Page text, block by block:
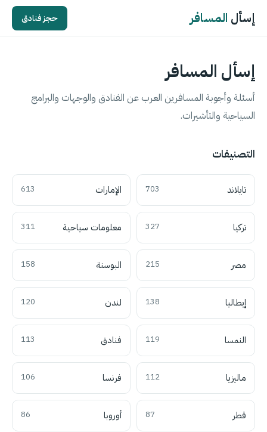
إسأل المسافر حجز فنادق
إسأل المسافر
أسئلة وأجوبة المسافرين العرب عن الفنادق والوجهات والبرامج
السياحية والتأشيرات.
التصنيفات
تايلاند 703 الإمارات 613
تركيا 327 معلومات سياحية 311
مصر 215 البوسنة 158
إيطاليا 138 لندن 120
النمسا 119 فنادق 113
ماليزيا 112 فرنسا 106
قطر 87 أوروبا 86